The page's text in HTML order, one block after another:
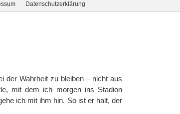
Datenschutzerklärung
der Wahrheit zu bleiben – nicht aus
mit dem ich morgen ins Stadion
ich mit ihm hin. So ist er halt, der